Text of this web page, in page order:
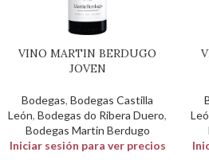
VINO MARTIN BERDUGO
JOVEN
Bodegas, Bodegas Castilla
León, Bodegas do Ribera Duero,
Bodegas Martin Berdugo
Iniciar sesión para ver precios